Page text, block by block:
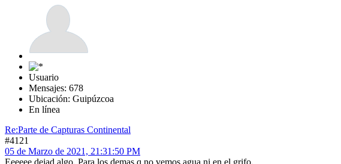
Usuario
Mensajes: 678
Ubicación: Guipúzcoa
En línea
Re:Parte de Capturas Continental
#4121
05 de Marzo de 2021, 21:31:50 PM